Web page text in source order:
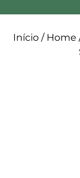
Início / Home